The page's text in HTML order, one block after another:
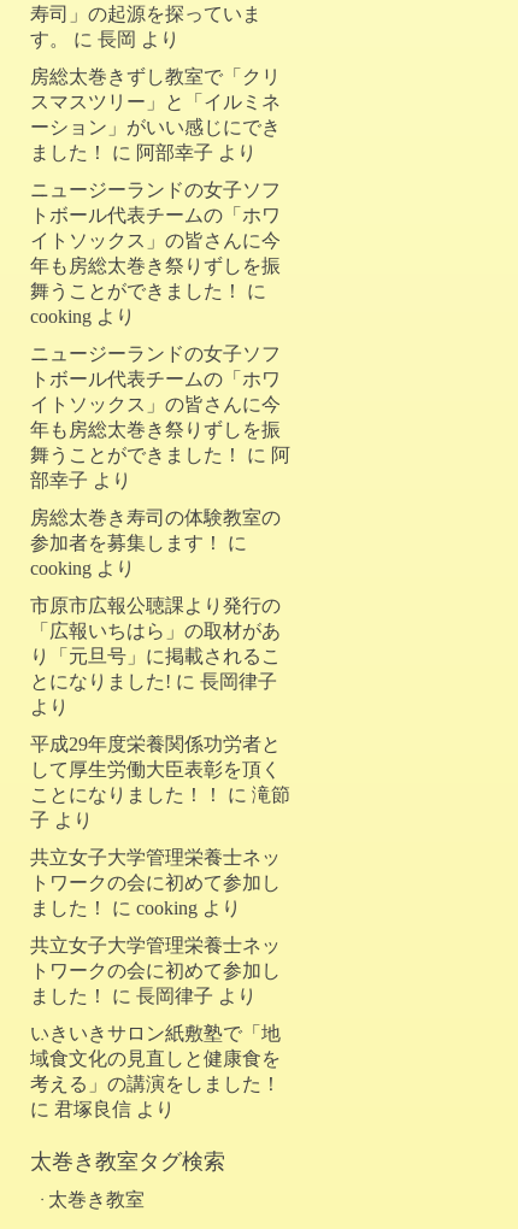
寿司」の起源を探っていま
す。
に 長岡 より
房総太巻きずし教室で「クリ
スマスツリー」と「イルミネ
ーション」がいい感じにでき
ました！
に 阿部幸子 より
ニュージーランドの女子ソフ
トボール代表チームの「ホワ
イトソックス」の皆さんに今
年も房総太巻き祭りずしを振
舞うことができました！
に
cooking より
ニュージーランドの女子ソフ
トボール代表チームの「ホワ
イトソックス」の皆さんに今
年も房総太巻き祭りずしを振
舞うことができました！
に 阿
部幸子 より
房総太巻き寿司の体験教室の
参加者を募集します！
に
cooking より
市原市広報公聴課より発行の
「広報いちはら」の取材があ
り「元旦号」に掲載されるこ
とになりました! に 長岡律子
より
平成29年度栄養関係功労者と
して厚生労働大臣表彰を頂く
ことになりました！！
に 滝節
子 より
共立女子大学管理栄養士ネッ
トワークの会に初めて参加し
ました！
に cooking より
共立女子大学管理栄養士ネッ
トワークの会に初めて参加し
ました！
に 長岡律子 より
いきいきサロン紙敷塾で「地
域食文化の見直しと健康食を
考える」の講演をしました！
に 君塚良信 より
太巻き教室タグ検索
太巻き教室